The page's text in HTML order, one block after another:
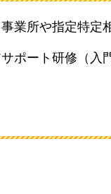
業所や指定特定
ポート研修（入